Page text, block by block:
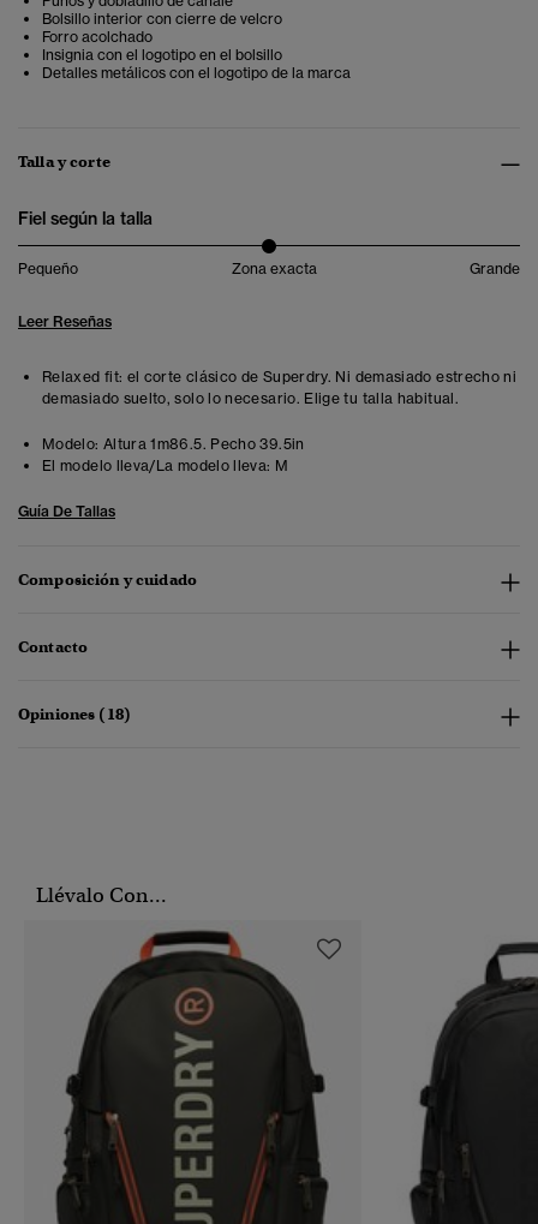
Bolsillo interior con cierre de velcro
Forro acolchado
Insignia con el logotipo en el bolsillo
Detalles metálicos con el logotipo de la marca
Talla y corte
Fiel según la talla
Pequeño Zona exacta Grande
Leer Reseñas
Relaxed fit: el corte clásico de Superdry. Ni demasiado estrecho ni
demasiado suelto, solo lo necesario. Elige tu talla habitual.
Modelo: Altura 1m86.5. Pecho 39.5in
El modelo lleva/La modelo lleva: M
Guía De Tallas
Composición y cuidado
Contacto
Opiniones (18)
Llévalo Con...